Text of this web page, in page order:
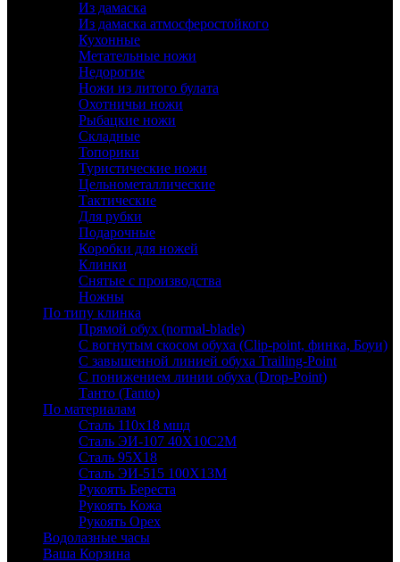
Из дамаска
Из дамаска атмосферостойкого
Кухонные
Метательные ножи
Недорогие
Ножи из литого булата
Охотничьи ножи
Рыбацкие ножи
Складные
Топорики
Туристические ножи
Цельнометаллические
Тактические
Для рубки
Подарочные
Коробки для ножей
Клинки
Снятые с производства
Ножны
По типу клинка
Прямой обух (normal-blade)
С вогнутым скосом обуха (Clip-point, финка, Боуи)
С завышенной линией обуха Trailing-Point
С понижением линии обуха (Drop-Point)
Танто (Tanto)
По материалам
Сталь 110х18 мшд
Сталь ЭИ-107 40Х10С2М
Сталь 95Х18
Сталь ЭИ-515 100Х13М
Рукоять Береста
Рукоять Кожа
Рукоять Орех
Водолазные часы
Ваша Корзина